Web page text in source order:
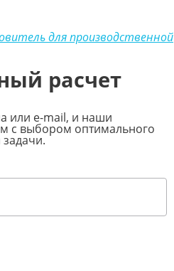
для производственной
расчет
или e-mail, и наши
с выбором оптимального